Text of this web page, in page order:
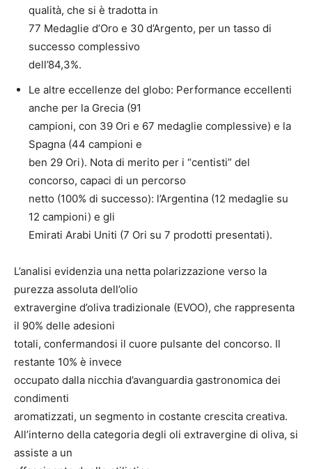
qualità, che si è tradotta in
77 Medaglie d’Oro e 30 d’Argento, per un tasso di
successo complessivo
dell’84,3%.
Le altre eccellenze del globo: Performance eccellenti
anche per la Grecia (91
campioni, con 39 Ori e 67 medaglie complessive) e la
Spagna (44 campioni e
ben 29 Ori). Nota di merito per i “centisti” del
concorso, capaci di un percorso
netto (100% di successo): l’Argentina (12 medaglie su
12 campioni) e gli
Emirati Arabi Uniti (7 Ori su 7 prodotti presentati).
L’analisi evidenzia una netta polarizzazione verso la
purezza assoluta dell’olio
extravergine d’oliva tradizionale (EVOO), che rappresenta
il 90% delle adesioni
totali, confermandosi il cuore pulsante del concorso. Il
restante 10% è invece
occupato dalla nicchia d’avanguardia gastronomica dei
condimenti
aromatizzati, un segmento in costante crescita creativa.
All’interno della categoria degli oli extravergine di oliva, si
assiste a un